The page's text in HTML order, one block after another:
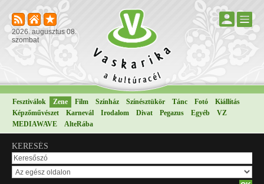
2026. augusztus 08.
szombat
Fesztiválok Zene Film Színház Színésztükör Tánc Fotó
Kiállítás
Képzőművészet
Karnevál Irodalom Divat Pegazus Egyéb
VZ
MEDIAWAVE
AlteRába
KERESÉS